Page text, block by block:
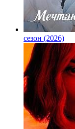
сезон (2026)